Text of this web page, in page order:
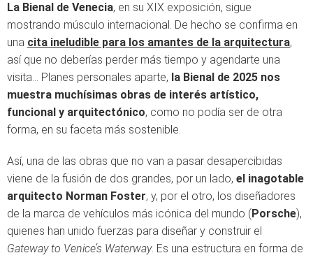
La Bienal de Venecia, en su XIX exposición, sigue
mostrando músculo internacional. De hecho se confirma en
una cita ineludible para los amantes de la arquitectura,
así que no deberías perder más tiempo y agendarte una
visita… Planes personales aparte, la Bienal de 2025 nos
muestra muchísimas obras de interés artístico,
funcional y arquitectónico, como no podía ser de otra
forma, en su faceta más sostenible.
Así, una de las obras que no van a pasar desapercibidas
viene de la fusión de dos grandes, por un lado, el inagotable
arquitecto Norman Foster, y, por el otro, los diseñadores
de la marca de vehículos más icónica del mundo (Porsche),
quienes han unido fuerzas para diseñar y construir el
Gateway to Venice’s Waterway. Es una estructura en forma de